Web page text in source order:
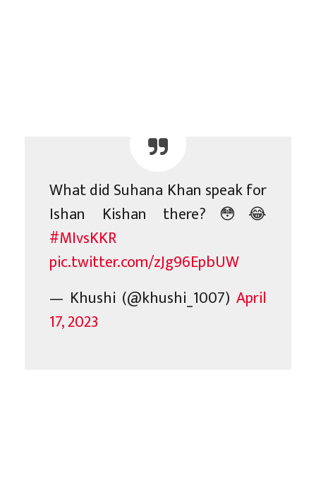
What did Suhana Khan speak for
Ishan Kishan there?😳😂
#MIvsKKR
pic.twitter.com/zJg96EpbUW
— Khushi (@khushi_1007) April
17, 2023